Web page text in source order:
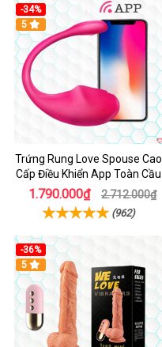
-34%
5
Trứng Rung Love Spouse Cao
Cấp Điều Khiển App Toàn Cầu
1.790.000₫ 2.712.000₫
(962)
-36%
5